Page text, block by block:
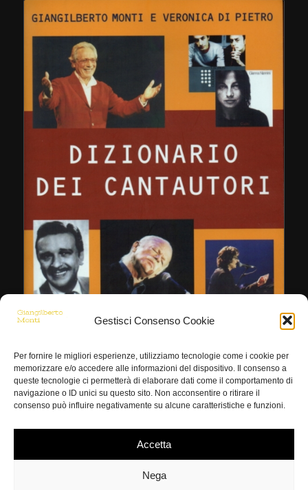
Gestisci Consenso Cookie
Per fornire le migliori esperienze, utilizziamo tecnologie come i cookie per
memorizzare e/o accedere alle informazioni del dispositivo. Il consenso a
queste tecnologie ci permetterà di elaborare dati come il comportamento di
navigazione o ID unici su questo sito. Non acconsentire o ritirare il
consenso può influire negativamente su alcune caratteristiche e funzioni.
Accetta
Nega
Dizionario dei Cantautori